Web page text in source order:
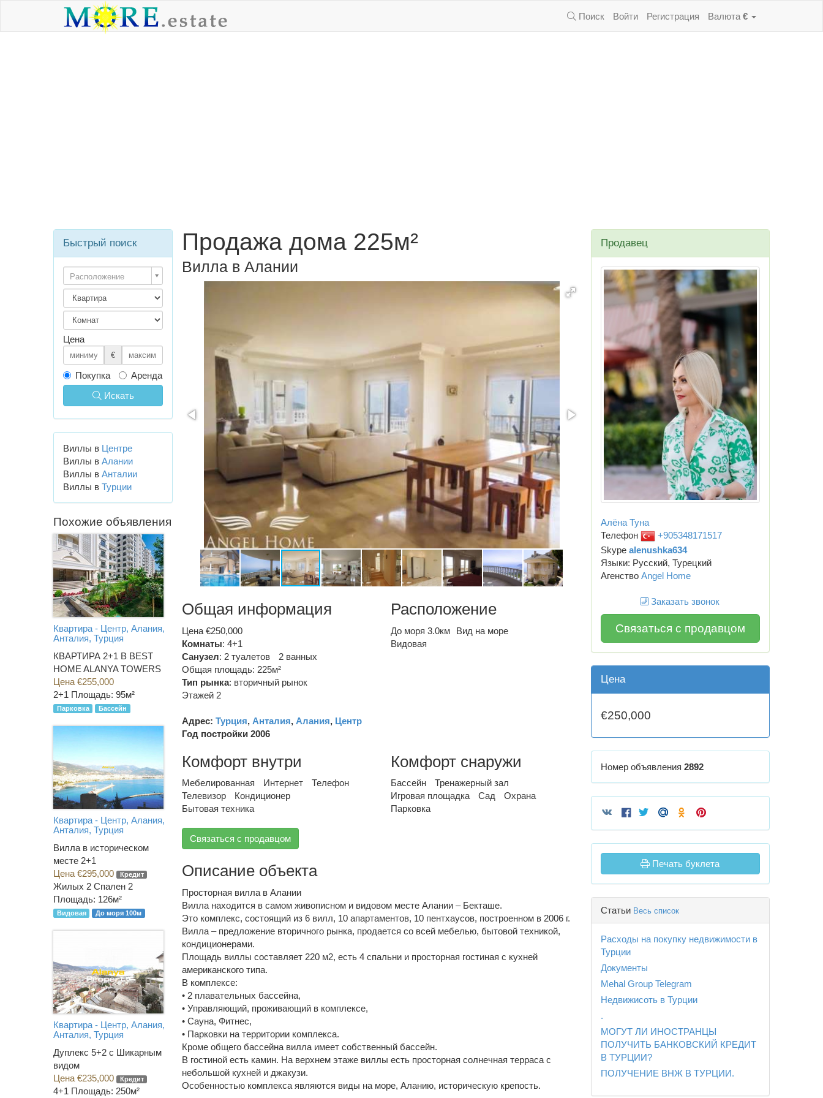
Поиск Войти Регистрация Валюта €
Продажа дома 225м²
Вилла в Алании
Общая информация
Цена €250,000
Комнаты: 4+1
Санузел: 2 туалетов
2 ванных
Общая площадь: 225м²
Тип рынка: вторичный рынок
Этажей 2
Адрес: Турция, Анталия, Алания, Центр
Год постройки 2006
Расположение
До моря 3.0км
Вид на море
Видовая
Комфорт внутри
Мебелированная Интернет
Телефон
Телевизор
Кондиционер
Бытовая техника
Комфорт снаружи
Бассейн
Тренажерный зал
Игровая площадка
Сад
Охрана
Парковка
Связаться с продавцом
Описание объекта
Просторная вилла в Алании
Вилла находится в самом живописном и видовом месте Алании – Бекташе.
Это комплекс, состоящий из 6 вилл, 10 апартаментов, 10 пентхаусов, построенном в 2006 г.
Вилла – предложение вторичного рынка, продается со всей мебелью, бытовой техникой,
кондиционерами.
Площадь виллы составляет 220 м2, есть 4 спальни и просторная гостиная с кухней
американского типа.
В комплексе:
• 2 плавательных бассейна,
• Управляющий, проживающий в комплексе,
• Сауна, Фитнес,
• Парковки на территории комплекса.
Кроме общего бассейна вилла имеет собственный бассейн.
В гостиной есть камин. На верхнем этаже виллы есть просторная солнечная терраса с
небольшой кухней и джакузи.
Особенностью комплекса являются виды на море, Аланию, историческую крепость.
Продавец
Алёна Туна
Телефон
+905348171517
Skype alenushka634
Языки: Русский, Турецкий
Агенство Angel Home
Заказать звонок
Связаться с продавцом
Цена
€250,000
Номер объявления 2892
Печать буклета
Статьи Весь список
Расходы на покупку недвижимости в
Турции
Документы
Mehal Group Telegram
Недвижисоть в Турции
.
МОГУТ ЛИ ИНОСТРАНЦЫ
ПОЛУЧИТЬ БАНКОВСКИЙ КРЕДИТ
В ТУРЦИИ?
ПОЛУЧЕНИЕ ВНЖ В ТУРЦИИ.
Быстрый поиск
Расположение
Цена
€
Покупка
Аренда
Искать
Виллы в Центре
Виллы в Алании
Виллы в Анталии
Виллы в Турции
Похожие объявления
Квартира - Центр, Алания,
Анталия, Турция
КВАРТИРА 2+1 В BEST
HOME ALANYA TOWERS
Цена €255,000
2+1 Площадь: 95м²
Парковка Бассейн
Квартира - Центр, Алания,
Анталия, Турция
Вилла в историческом
месте 2+1
Цена €295,000
Кредит
Жилых 2 Спален 2
Площадь: 126м²
Видовая До моря 100м
Квартира - Центр, Алания,
Анталия, Турция
Дуплекс 5+2 с Шикарным
видом
Цена €235,000
Кредит
4+1 Площадь: 250м²